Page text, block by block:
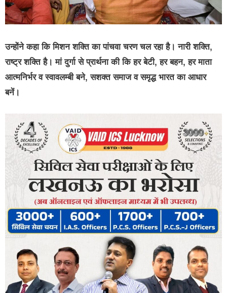
उन्होंने कहा कि मिशन शक्ति का पांचवा चरण चल रहा है। नारी शक्ति,
राष्ट्र शक्ति है। मां दुर्गा से प्रार्थना की कि हर बेटी, हर बहन, हर माता
आत्मनिर्भर व स्वावलम्बी बने, सशक्त समाज व समृद्ध भारत का आधार
बनें।